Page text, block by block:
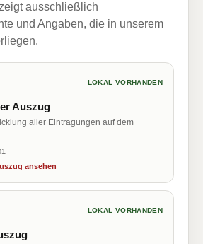
ausschließlich
und Angaben, die in unserem
LOKAL VORHANDEN
Auszug
aller Eintragungen auf dem
ansehen
LOKAL VORHANDEN